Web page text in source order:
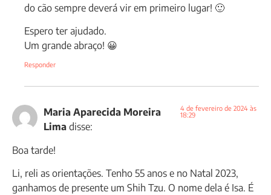
do cão sempre deverá vir em primeiro lugar! 🙂
Espero ter ajudado.
Um grande abraço! 😀
Responder
Maria Aparecida Moreira
Limadisse:
4 de fevereiro de 2024 às
18:29
Boa tarde!
Li, reli as orientações. Tenho 55 anos e no Natal 2023,
ganhamos de presente um Shih Tzu. O nome dela é Isa. É